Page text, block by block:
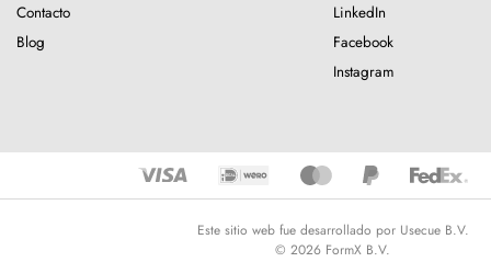
Contacto
Blog
LinkedIn
Facebook
Instagram
Este sitio web fue desarrollado por Usecue B.V.
© 2026 FormX B.V.